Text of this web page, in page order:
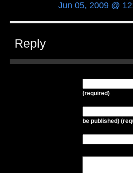
Jun 05, 2009 @
Reply
(required)
be published)